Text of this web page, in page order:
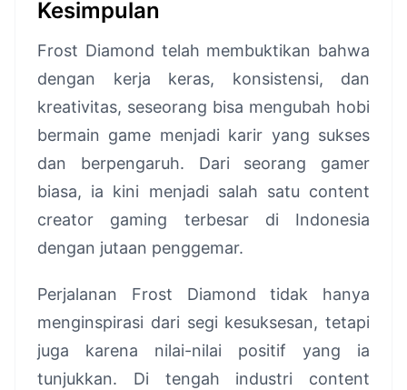
Kesimpulan
Frost Diamond telah membuktikan bahwa
dengan kerja keras, konsistensi, dan
kreativitas, seseorang bisa mengubah hobi
bermain game menjadi karir yang sukses
dan berpengaruh. Dari seorang gamer
biasa, ia kini menjadi salah satu content
creator gaming terbesar di Indonesia
dengan jutaan penggemar.
Perjalanan Frost Diamond tidak hanya
menginspirasi dari segi kesuksesan, tetapi
juga karena nilai-nilai positif yang ia
tunjukkan. Di tengah industri content